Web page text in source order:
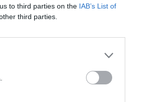
to third parties on the IAB’s List of
third parties.
Τα πάνω
social
ο Elon